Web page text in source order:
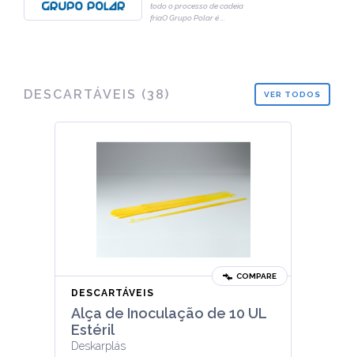
todo o processo de cadeia
friaO Grupo Polar é
DESCARTÁVEIS (38) VER TODOS
COMPARE
DESCARTÁVEIS
Alça de Inoculação de 10 UL
Estéril
Deskarplás